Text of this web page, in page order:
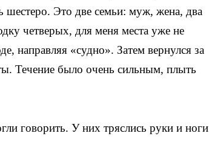
шестеро. Это две семьи: муж, жена, два
четверых, для меня места уже не
направляя «судно». Затем вернулся за
Течение было очень сильным, плыть
говорить. У них тряслись руки и ноги